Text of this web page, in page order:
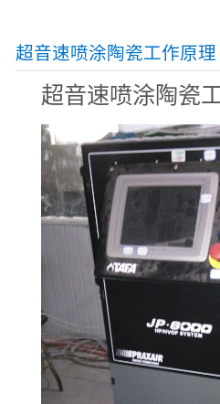
超音速喷涂陶瓷工作原理
超音速喷涂陶瓷